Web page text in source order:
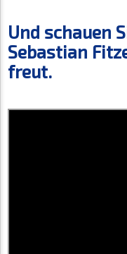
Und schauen
Sebastian
freut.